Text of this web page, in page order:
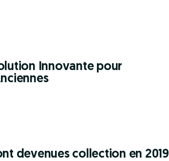
Innovante pour
devenues collection en 2019